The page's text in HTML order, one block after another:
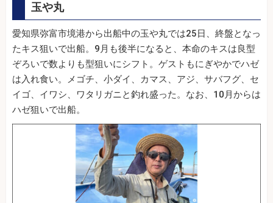
玉や丸
愛知県弥富市境港から出船中の玉や丸では25日、終盤となっ
たキス狙いで出船。9月も後半になると、本命のキスは良型
ぞろいで数よりも型狙いにシフト。ゲストもにぎやかでハゼ
は入れ食い。メゴチ、小ダイ、カマス、アジ、サバフグ、セ
イゴ、イワシ、ワタリガニと釣れ盛った。なお、10月からは
ハゼ狙いで出船。